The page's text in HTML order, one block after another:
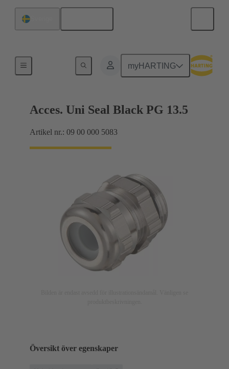
myHARTING
Kabelförskruvningar
Acces. Uni Seal Black PG 13.5
Artikel nr.: 09 00 000 5083
Översikt över egenskaper